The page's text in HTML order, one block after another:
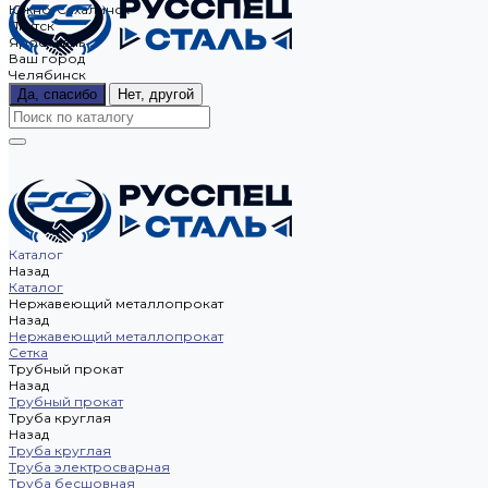
Южно-Сахалинск
Якутск
Ярославль
Ваш город
Челябинск
Да, спасибо
Нет, другой
Каталог
Назад
Каталог
Нержавеющий металлопрокат
Назад
Нержавеющий металлопрокат
Сетка
Трубный прокат
Назад
Трубный прокат
Труба круглая
Назад
Труба круглая
Труба электросварная
Труба бесшовная